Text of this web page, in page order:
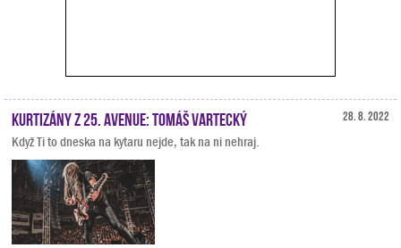
28. 8. 2022
Kurtizány z 25. Avenue: Tomáš Vartecký
Když Ti to dneska na kytaru nejde, tak na ni nehraj.